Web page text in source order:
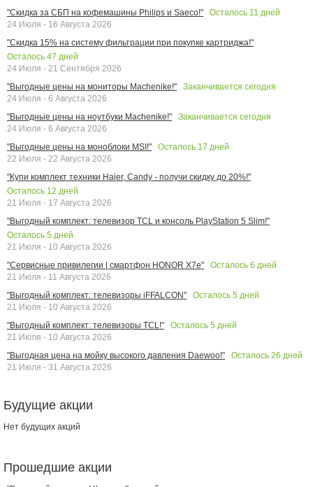
"Скидка за СБП на кофемашины Philips и Saeco!"
Осталось 11 дней
24 Июля - 16 Августа 2026
"Скидка 15% на систему фильтрации при покупке картриджа!"
Осталось 47 дней
24 Июля - 21 Сентября 2026
"Выгодные цены на мониторы Machenike!"
Заканчивается сегодня
24 Июля - 6 Августа 2026
"Выгодные цены на ноутбуки Machenike!"
Заканчивается сегодня
24 Июля - 6 Августа 2026
"Выгодные цены на моноблоки MSI!"
Осталось 17 дней
22 Июля - 22 Августа 2026
"Купи комплект техники Haier, Candy - получи скидку до 20%!"
Осталось 12 дней
21 Июля - 17 Августа 2026
"Выгодный комплект: телевизор TCL и консоль PlayStation 5 Slim!"
Осталось 5 дней
21 Июля - 10 Августа 2026
"Сервисные привилегии | смартфон HONOR X7e"
Осталось 6 дней
21 Июля - 11 Августа 2026
"Выгодный комплект: телевизоры iFFALCON"
Осталось 5 дней
21 Июля - 10 Августа 2026
"Выгодный комплект: телевизоры TCL!"
Осталось 5 дней
21 Июля - 10 Августа 2026
"Выгодная цена на мойку высокого давления Daewoo!"
Осталось 26 дней
21 Июля - 31 Августа 2026
Будущие акции
Нет будущих акций
Прошедшие акции